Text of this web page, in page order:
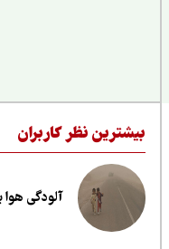
نظر کاربران
آلودگی هوا